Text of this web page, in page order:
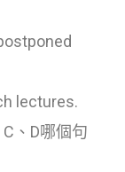
lectures.
、D哪個句